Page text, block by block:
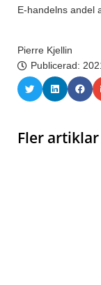
E-handelns andel
Pierre Kjellin
Publicerad:
Fler artiklar